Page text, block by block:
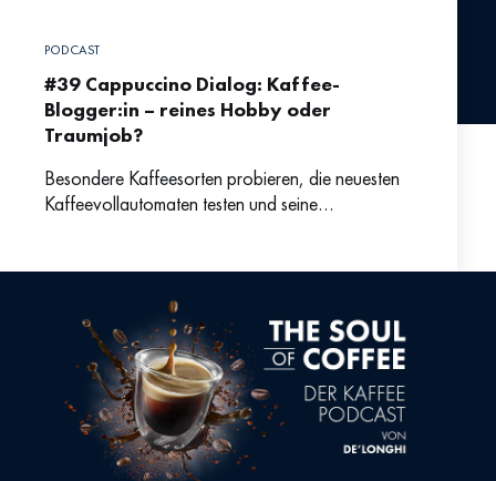
PODCAST
#39 Cappuccino Dialog: Kaffee-
Blogger:in – reines Hobby oder
Traumjob?
Besondere Kaffeesorten probieren, die neuesten
Kaffeevollautomaten testen und seine
Kaffee-Professional